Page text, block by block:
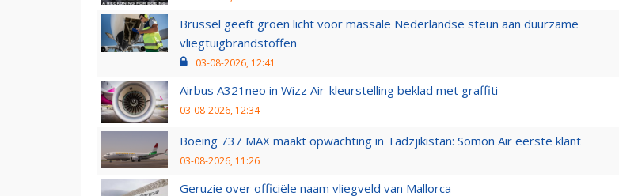
Brussel geeft groen licht voor massale Nederlandse steun aan duurzame
vliegtuigbrandstoffen
03-08-2026, 12:41
Airbus A321neo in Wizz Air-kleurstelling beklad met graffiti
03-08-2026, 12:34
Boeing 737 MAX maakt opwachting in Tadzjikistan: Somon Air eerste klant
03-08-2026, 11:26
Geruzie over officiële naam vliegveld van Mallorca